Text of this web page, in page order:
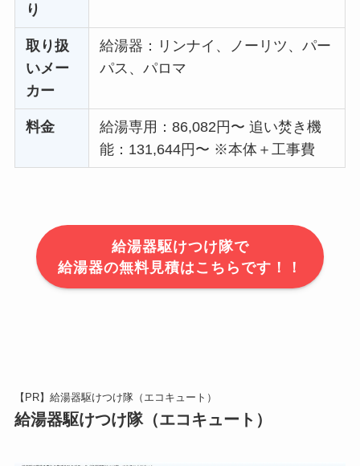
り
取り扱
いメー
カー
給湯器：リンナイ、ノーリツ、パー
パス、パロマ
料金
給湯専用：86,082円〜 追い焚き機
能：131,644円〜 ※本体＋工事費
給湯器駆けつけ隊で
給湯器の無料見積はこちらです！！
【PR】給湯器駆けつけ隊（エコキュート）
給湯器駆けつけ隊（エコキュート）